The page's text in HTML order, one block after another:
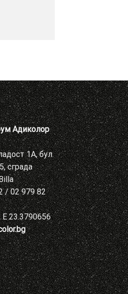
Адиколор
1А, бул.
сграда
/ 02 979 82
23.3790656